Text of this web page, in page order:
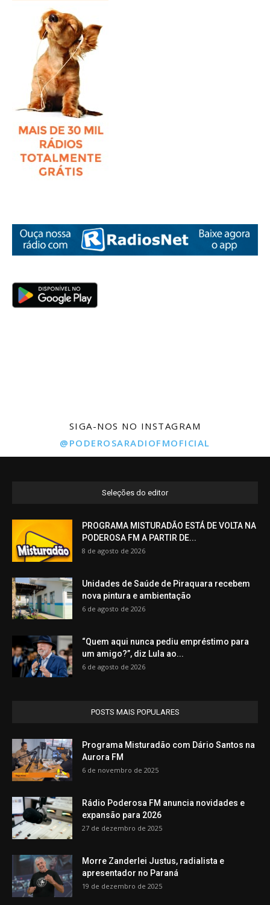
SIGA-NOS NO INSTAGRAM
@PODEROSARADIOFMOFICIAL
Seleções do editor
PROGRAMA MISTURADÃO ESTÁ DE VOLTA NA
PODEROSA FM A PARTIR DE...
8 de agosto de 2026
Unidades de Saúde de Piraquara recebem
nova pintura e ambientação
6 de agosto de 2026
“Quem aqui nunca pediu empréstimo para
um amigo?”, diz Lula ao...
6 de agosto de 2026
POSTS MAIS POPULARES
Programa Misturadão com Dário Santos na
Aurora FM
6 de novembro de 2025
Rádio Poderosa FM anuncia novidades e
expansão para 2026
27 de dezembro de 2025
Morre Zanderlei Justus, radialista e
apresentador no Paraná
19 de dezembro de 2025